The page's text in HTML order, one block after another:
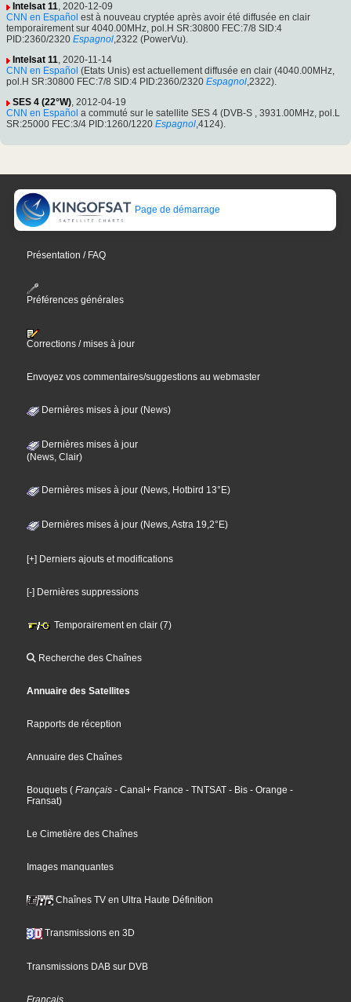
Intelsat 11, 2020-12-09
CNN en Español est à nouveau cryptée après avoir été diffusée en clair
temporairement sur 4040.00MHz, pol.H SR:30800 FEC:7/8 SID:4
PID:2360/2320 Espagnol,2322 (PowerVu).
Intelsat 11, 2020-11-14
CNN en Español (Etats Unis) est actuellement diffusée en clair (4040.00MHz,
pol.H SR:30800 FEC:7/8 SID:4 PID:2360/2320 Espagnol,2322).
SES 4 (22°W), 2012-04-19
CNN en Español a commuté sur le satellite SES 4 (DVB-S , 3931.00MHz, pol.L
SR:25000 FEC:3/4 PID:1260/1220 Espagnol,4124).
Page de démarrage
Présentation / FAQ
Préférences générales
Corrections / mises à jour
Envoyez vos commentaires/suggestions au webmaster
Dernières mises à jour (News)
Dernières mises à jour
(News, Clair)
Dernières mises à jour (News, Hotbird 13°E)
Dernières mises à jour (News, Astra 19,2°E)
[+] Derniers ajouts et modifications
[-] Dernières suppressions
Temporairement en clair (7)
Recherche des Chaînes
Annuaire des Satellites
Rapports de réception
Annuaire des Chaînes
Bouquets ( Français - Canal+ France - TNTSAT - Bis - Orange -
Fransat)
Le Cimetière des Chaînes
Images manquantes
Chaînes TV en Ultra Haute Définition
Transmissions en 3D
Transmissions DAB sur DVB